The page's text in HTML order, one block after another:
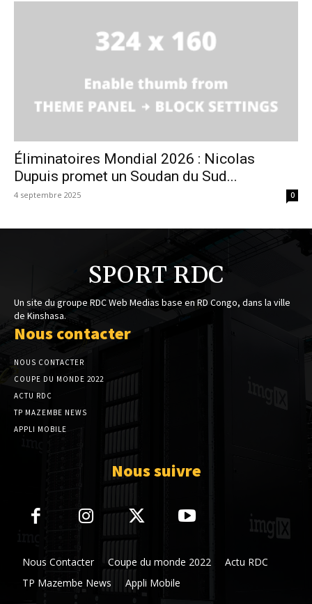
Éliminatoires Mondial 2026 : Nicolas
Dupuis promet un Soudan du Sud...
4 septembre 2025 0
SPORT RDC
Un site du groupe RDC Web Medias base en RD Congo, dans la ville
de Kinshasa.
Nous contacter
NOUS CONTACTER
COUPE DU MONDE 2022
ACTU RDC
TP MAZEMBE NEWS
APPLI MOBILE
Nous suivre
Nous Contacter Coupe du monde 2022
Actu RDC
TP Mazembe News
Appli Mobile